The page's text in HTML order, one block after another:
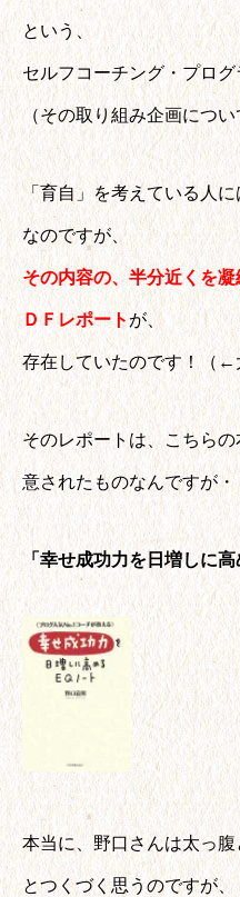
という、
セルフコーチング・プロ
（その取り組み企画につ
「育自」を考えている人
なのですが、
その内容の、半分近くを
ＤＦレポートが、
存在していたのです！（←
そのレポートは、こちら
意されたものなんですが・
「幸せ成功力を日増しに高
本当に、野口さんは太っ
とつくづく思うのですが、